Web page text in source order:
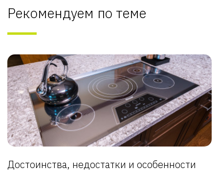
Рекомендуем по теме
Достоинства, недостатки и особенности